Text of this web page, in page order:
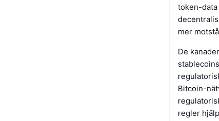
token-
mer
De
Bitcoin-
regler